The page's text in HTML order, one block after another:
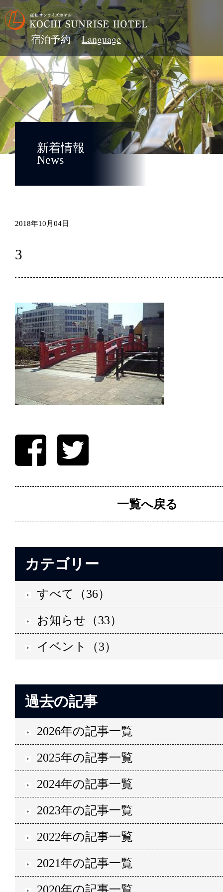
宿泊予約
新着情報
News
2018年10月04日
3
一覧へ戻る
カテゴリー
すべて（36）
お知らせ（33）
イベント（3）
過去の記事
2026年の記事一覧
2025年の記事一覧
2024年の記事一覧
2023年の記事一覧
2022年の記事一覧
2021年の記事一覧